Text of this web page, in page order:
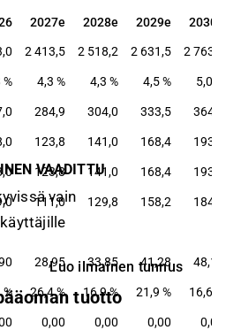
2027e 2028e 2029e 2030e
2027e 2028e 2029e 2030e
2 413,5 2 518,2 2 631,5 2 763,1
% 4,3 % 4,3 % 4,5 % 5,0 %
284,9 304,0 333,5 364,0
123,8 141,0 168,4 193,4
123,8 141,0 168,4 193,4
111,0 129,8 158,2 184,5
28,95 33,85 41,28 48,13
% 26,4 % 16,9 % 21,9 % 16,6 %
0,00 0,00 0,00 0,00
VAADITTU
vain
Luo ilmainen tunnus
tuotto